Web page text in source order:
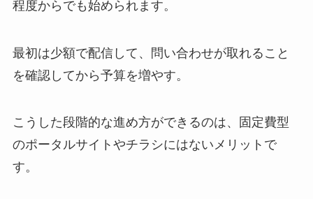
程度からでも始められます。
最初は少額で配信して、問い合わせが取れること
を確認してから予算を増やす。
こうした段階的な進め方ができるのは、固定費型
のポータルサイトやチラシにはないメリットで
す。